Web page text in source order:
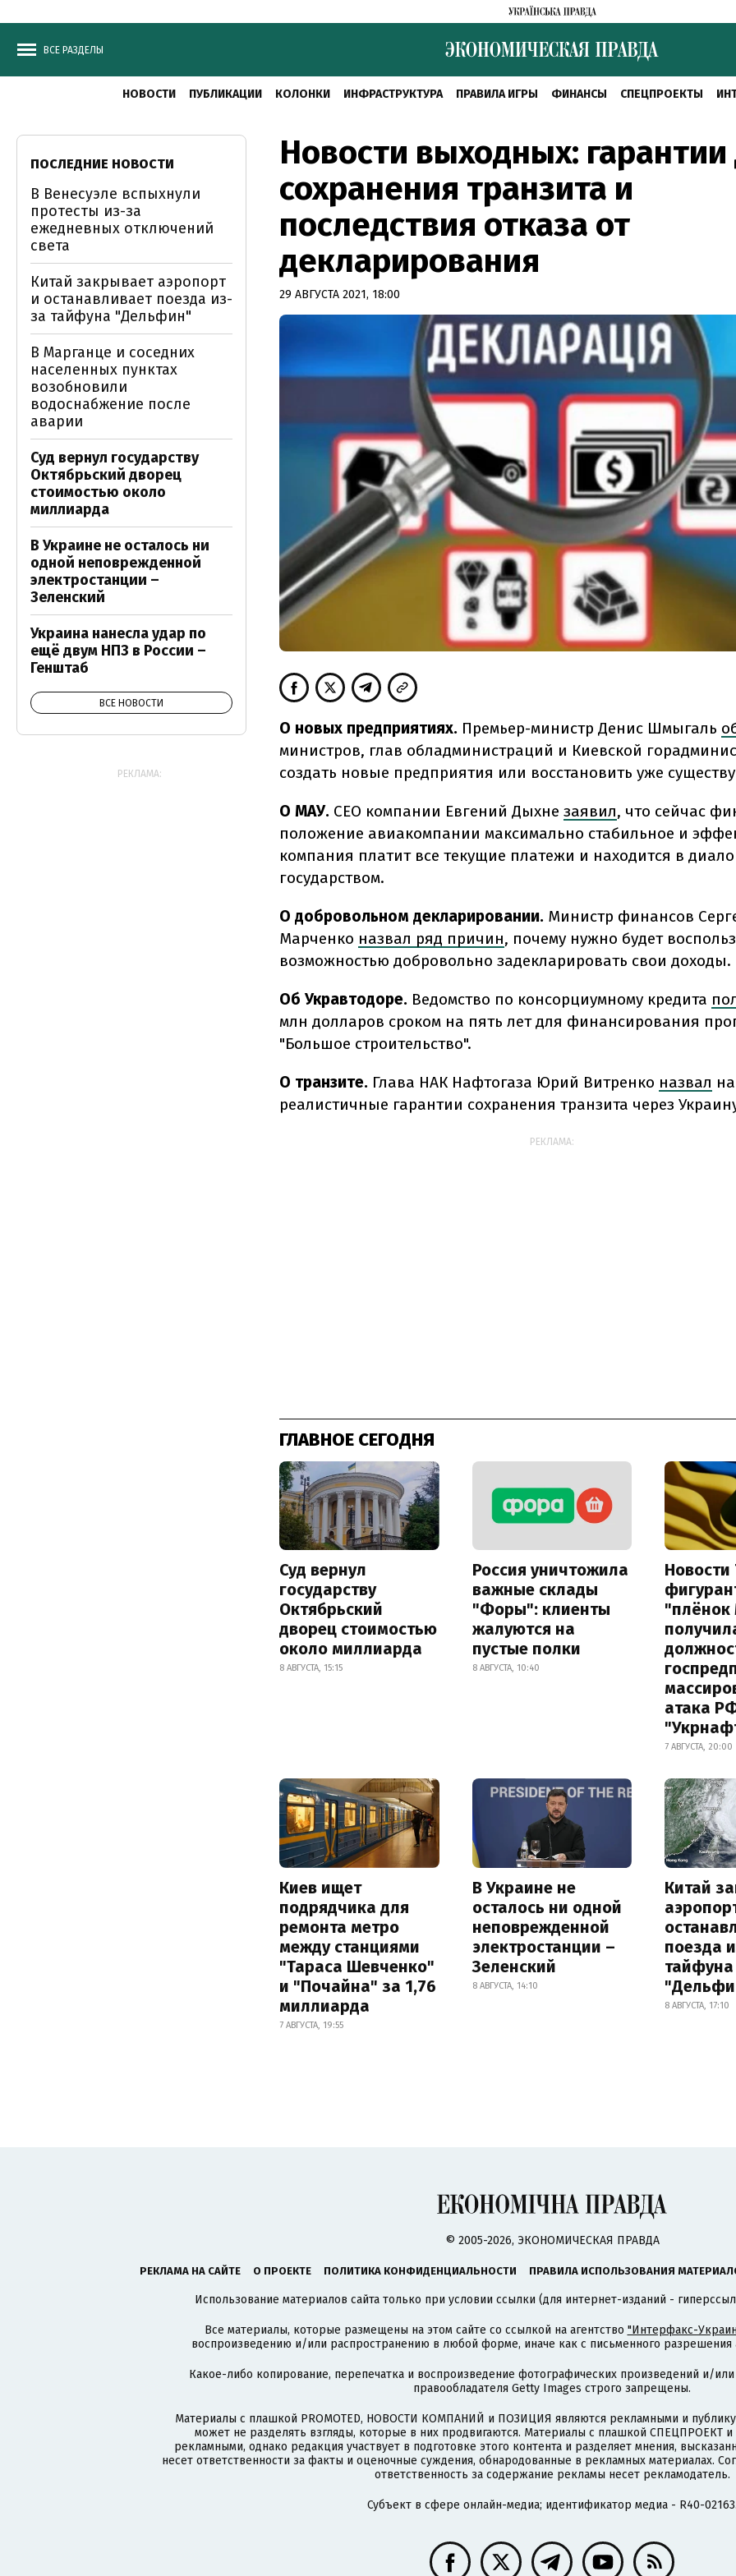
ВСЕ РАЗДЕЛЫ
НОВОСТИ ПУБЛИКАЦИИ КОЛОНКИ ИНФРАСТРУКТУРА ПРАВИЛА ИГРЫ ФИНАНСЫ СПЕЦПРОЕКТЫ
Новости выходных: гарантии
сохранения транзита и
последствия отказа от
декларирования
29 АВГУСТА 2021, 18:00
О новых предприятиях. Премьер-министр Денис Шмыгаль
министров, глав обладминистраций и Киевской
создать новые предприятия или восстановить уже
О МАУ. CEO компании Евгений Дыхне заявил, что сейчас
положение авиакомпании максимально стабильное и
компания платит все текущие платежи и находится в
государством.
О добровольном декларировании. Министр финансов
Марченко назвал ряд причин, почему нужно будет
возможностью добровольно задекларировать свои доходы.
Об Укравтодоре. Ведомство по консорциумному кредита
млн долларов сроком на пять лет для финансирования
"Большое строительство".
О транзите. Глава НАК Нафтогаза Юрий Витренко назвал
реалистичные гарантии сохранения транзита через
РЕКЛАМА:
ГЛАВНОЕ СЕГОДНЯ
Суд вернул
государству
Октябрьский
дворец стоимостью
около миллиарда
8 АВГУСТА, 15:15
Россия уничтожила
важные склады
"Форы": клиенты
жалуются на
пустые полки
8 АВГУСТА, 10:40
Новости
атака
7 АВГУСТА, 20:00
Киев ищет
подрядчика для
ремонта метро
между станциями
"Тараса Шевченко"
и "Почайна" за 1,76
миллиарда
7 АВГУСТА, 19:55
В Украине не
осталось ни одной
неповрежденной
электростанции –
Зеленский
8 АВГУСТА, 14:10
Китай
поезда
тайфуна
8 АВГУСТА, 17:10
ПОСЛЕДНИЕ НОВОСТИ
В Венесуэле вспыхнули
протесты из-за
ежедневных отключений
света
Китай закрывает аэропорт
и останавливает поезда из-
за тайфуна "Дельфин"
В Марганце и соседних
населенных пунктах
возобновили
водоснабжение после
аварии
Суд вернул государству
Октябрьский дворец
стоимостью около
миллиарда
В Украине не осталось ни
одной неповрежденной
электростанции –
Зеленский
Украина нанесла удар по
ещё двум НПЗ в России –
Генштаб
ВСЕ НОВОСТИ
РЕКЛАМА:
© 2005-2026, ЭКОНОМИЧЕСКАЯ ПРАВДА
РЕКЛАМА НА САЙТЕ О ПРОЕКТЕ ПОЛИТИКА КОНФИДЕНЦИАЛЬНОСТИ ПРАВИЛА ИСПОЛЬЗОВАНИЯ
Использование материалов сайта только при условии ссылки (для интернет-изданий -
Все материалы, которые размещены на этом сайте со ссылкой на агентство "Интерфакс-
воспроизведению и/или распространению в любой форме, иначе как с письменного разрешения
Какое-либо копирование, перепечатка и воспроизведение фотографических произведений и/
правообладателя Getty Images строго запрещены.
Материалы с плашкой PROMOTED, НОВОСТИ КОМПАНИЙ и ПОЗИЦИЯ являются рекламными и
может не разделять взгляды, которые в них продвигаются. Материалы с плашкой СПЕЦПРОЕКТ
рекламными, однако редакция участвует в подготовке этого контента и разделяет мнения,
несет ответственности за факты и оценочные суждения, обнародованные в рекламных материалах.
ответственность за содержание рекламы несет рекламодатель.
Субъект в сфере онлайн-медиа; идентификатор медиа - R40-